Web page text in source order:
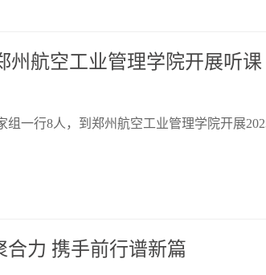
州航空工业管理学院开展听课
一行8人，到郑州航空工业管理学院开展
力 携手前行谱新篇